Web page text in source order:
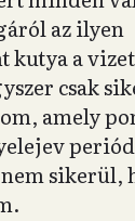
az ilyen
kutya a
csak
amely
sikerül,